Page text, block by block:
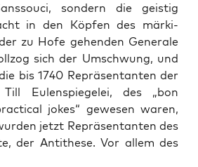
son­dern die geis­tig
in den Köp­fen des mär­ki­
zu Hofe gehen­den Gene­ra­le
sich der Umschwung, und
bis 1740 Reprä­sen­tan­ten der
Till Eulen­spie­ge­lei, des „bon
jokes“ gewe­sen waren,
jetzt Reprä­sen­tan­ten des
der Anti­the­se. Vor allem des